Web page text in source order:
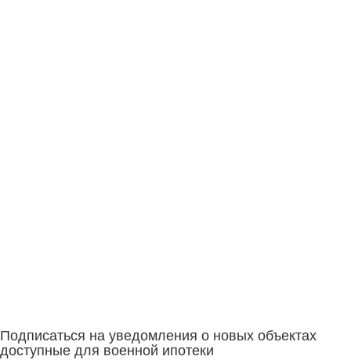
Подписаться на уведомления о новых объектах
доступные для военной ипотеки